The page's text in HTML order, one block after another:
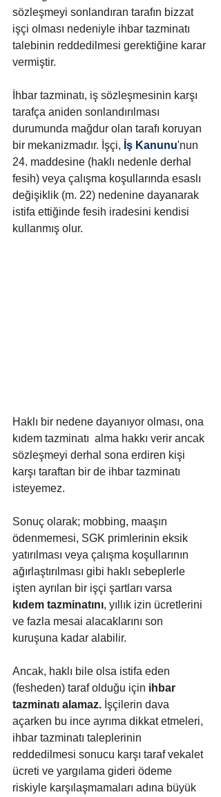
sözleşmeyi sonlandıran tarafın bizzat
işçi olması nedeniyle ihbar tazminatı
talebinin reddedilmesi gerektiğine karar
vermiştir.
İhbar tazminatı, iş sözleşmesinin karşı
tarafça aniden sonlandırılması
durumunda mağdur olan tarafı koruyan
bir mekanizmadır. İşçi, İş Kanunu'nun
24. maddesine (haklı nedenle derhal
fesih) veya çalışma koşullarında esaslı
değişiklik (m. 22) nedenine dayanarak
istifa ettiğinde fesih iradesini kendisi
kullanmış olur.
Haklı bir nedene dayanıyor olması, ona
kıdem tazminatı  alma hakkı verir ancak
sözleşmeyi derhal sona erdiren kişi
karşı taraftan bir de ihbar tazminatı
isteyemez.
Sonuç olarak; mobbing, maaşın
ödenmemesi, SGK primlerinin eksik
yatırılması veya çalışma koşullarının
ağırlaştırılması gibi haklı sebeplerle
işten ayrılan bir işçi şartları varsa
kıdem tazminatını, yıllık izin ücretlerini
ve fazla mesai alacaklarını son
kuruşuna kadar alabilir.
Ancak, haklı bile olsa istifa eden
(fesheden) taraf olduğu için ihbar
tazminatı alamaz. İşçilerin dava
açarken bu ince ayrıma dikkat etmeleri,
ihbar tazminatı taleplerinin
reddedilmesi sonucu karşı taraf vekalet
ücreti ve yargılama gideri ödeme
riskiyle karşılaşmamaları adına büyük